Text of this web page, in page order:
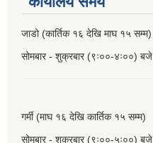
जाडो (कार्तिक १६ देखि माघ १५ सम्म)
सोमबार - शुक्रबार (९ः००-४ः००) बजे
गर्मी (माघ १६ देखि कार्तिक १५ सम्म)
सोमबार - शुक्रबार (९ः००-५ः००) बजे